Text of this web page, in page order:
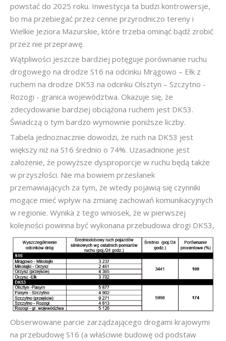
powstać do 2025 roku. Inwestycja ta budzi kontrowersje,
bo ma przebiegać przez cenne przyrodniczo tereny i
Wielkie Jeziora Mazurskie, które trzeba ominąć bądź zrobić
przez nie przeprawę.
Wątpliwości jeszcze bardziej potęguje porównanie ruchu
drogowego na drodze S16 na odcinku Mrągowo – Ełk z
ruchem na drodze DK53 na odcinku Olsztyn – Szczytno -
Rozogi - granica województwa. Okazuje się, że
zdecydowanie bardziej obciążona ruchem jest DK53.
Świadczą o tym bardzo wymownie poniższe liczby.
Tabela jednoznacznie dowodzi, że ruch na DK53 jest
większy niż na S16 średnio o 74%. Uzasadnione jest
założenie, że powyższe dysproporcje w ruchu będą także
w przyszłości. Nie ma bowiem przesłanek
przemawiających za tym, że wtedy pojawią się czynniki
mogące mieć wpływ na zmianę zachowań komunikacyjnych
w regionie. Wynika z tego wniosek, że w pierwszej
kolejności powinna być wykonana przebudowa drogi DK53,
Obserwowane parcie zarządzającego drogami krajowymi
na przebudowę S16 (a właściwie budowę od podstaw